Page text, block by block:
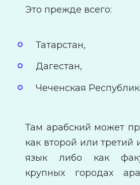
Это прежде всего:
Татарстан,
Дагестан,
Чеченская
Там арабский может
как второй или третий
язык либо как
крупных городах